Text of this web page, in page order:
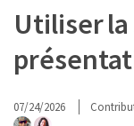
Utiliser la
07/24/2026